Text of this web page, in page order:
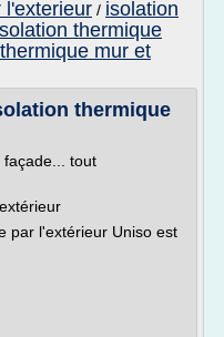
l'exterieur / isolation
thermique
mur et
thermique
façade... tout
par l'extérieur Uniso est